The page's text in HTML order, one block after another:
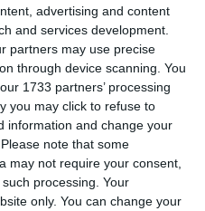
advertising and content
and services development.
partners may use precise
through device scanning. You
1733 partners’ processing
you may click to refuse to
information and change your
Please note that some
may not require your consent,
processing. Your
only. You can change your
alocațiilor pentru
sursă în Google
pe Google News
pe Whatsapp